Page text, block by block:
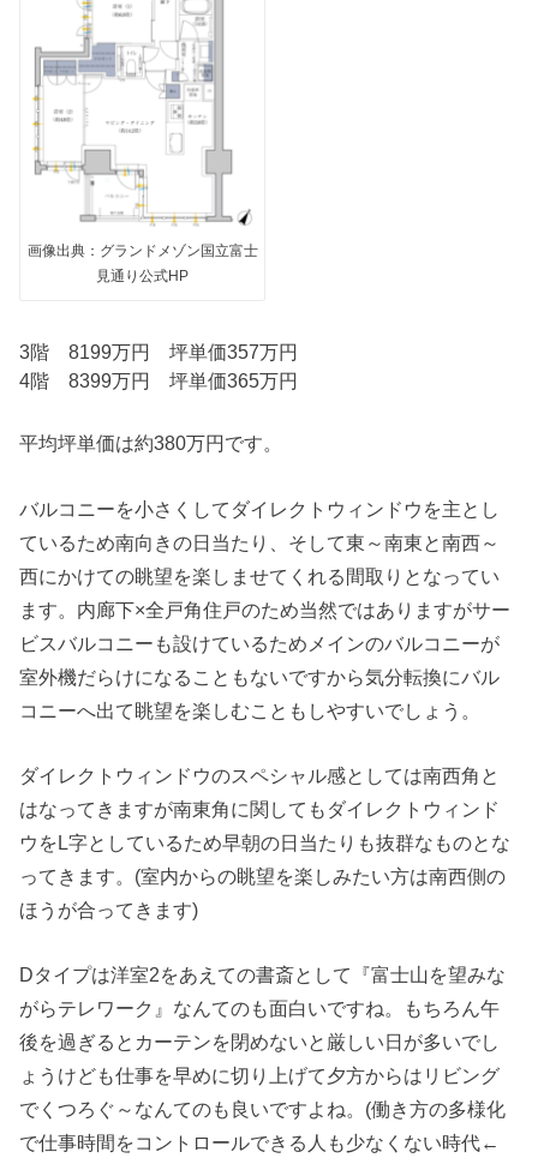
画像出典：グランドメゾン国立富士
見通り公式HP
3階 8199万円 坪単価357万円
4階 8399万円 坪単価365万円
平均坪単価は約380万円です。
バルコニーを小さくしてダイレクトウィンドウを主とし
ているため南向きの日当たり、そして東～南東と南西～
西にかけての眺望を楽しませてくれる間取りとなってい
ます。内廊下×全戸角住戸のため当然ではありますがサー
ビスバルコニーも設けているためメインのバルコニーが
室外機だらけになることもないですから気分転換にバル
コニーへ出て眺望を楽しむこともしやすいでしょう。
ダイレクトウィンドウのスペシャル感としては南西角と
はなってきますが南東角に関してもダイレクトウィンド
ウをL字としているため早朝の日当たりも抜群なものとな
ってきます。(室内からの眺望を楽しみたい方は南西側の
ほうが合ってきます)
Dタイプは洋室2をあえての書斎として『富士山を望みな
がらテレワーク』なんてのも面白いですね。もちろん午
後を過ぎるとカーテンを閉めないと厳しい日が多いでし
ょうけども仕事を早めに切り上げて夕方からはリビング
でくつろぐ～なんてのも良いですよね。(働き方の多様化
で仕事時間をコントロールできる人も少なくない時代←